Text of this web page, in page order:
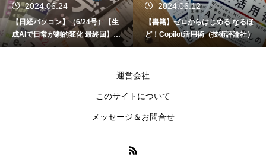
2024.06.24
【日経パソコン】（6/24号）【生
成AIで日常が劇的変化 最終回】 A
I時代のアプリケーション／サービ
2024.06.12
【書籍】ゼロからはじめる なるほ
ど！Copilot活用術（技術評論社）
運営会社
このサイトについて
メッセージ＆お問合せ